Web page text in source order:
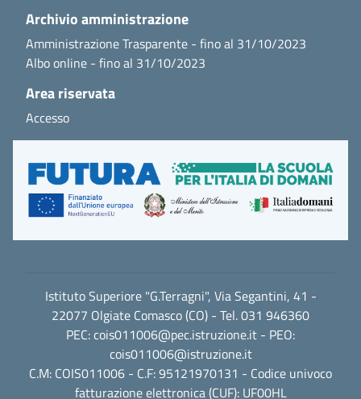
Archivio amministrazione
Amministrazione Trasparente - fino al 31/10/2023
Albo online - fino al 31/10/2023
Area riservata
Accesso
Istituto Superiore "G.Terragni", Via Segantini, 41 -
22077 Olgiate Comasco (CO) - Tel. 031 946360
PEC:cois011006@pec.istruzione.it - PEO:
cois011006@istruzione.it
C.M: COIS011006 - C.F: 95121970131 - Codice univoco
fatturazione elettronica (CUF): UF00HL